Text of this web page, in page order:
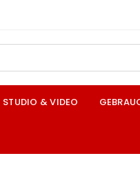
STUDIO & VIDEO